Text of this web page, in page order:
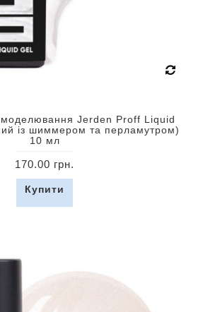
моделювання Jerden Proff Liquid
із шиммером та перламутром)
10 мл
170.00 грн.
Купити